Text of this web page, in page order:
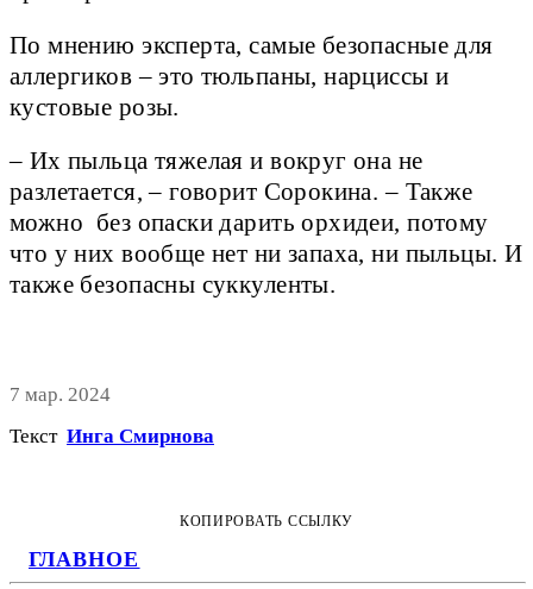
ГЛАВНОЕ
По мнению эксперта, самые безопасные для
аллергиков – это тюльпаны, нарциссы и
кустовые розы.
– Их пыльца тяжелая и вокруг она не
разлетается, – говорит Сорокина. – Также
можно без опаски дарить орхидеи, потому
что у них вообще нет ни запаха, ни пыльцы. И
также безопасны суккуленты.
7 мар. 2024
Текст Инга Смирнова
КОПИРОВАТЬ ССЫЛКУ